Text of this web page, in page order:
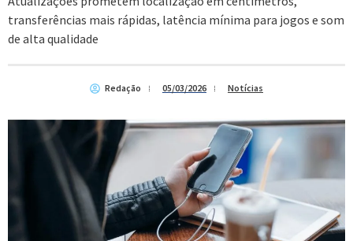
transferências mais rápidas, latência mínima para jogos e som
de alta qualidade
Redação 05/03/2026 Notícias